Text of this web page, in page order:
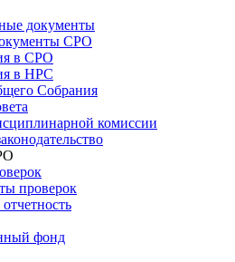
документы
СРО
в СРО
в НРС
Собрания
комиссии
проверок
фонд